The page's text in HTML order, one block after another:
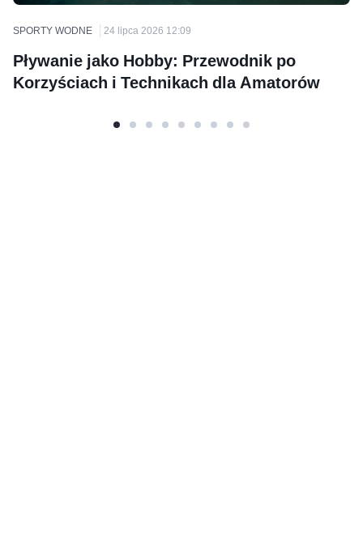
SPORTY WODNE 24 lipca 2026 12:09
Pływanie jako Hobby: Przewodnik po
Korzyściach i Technikach dla Amatorów